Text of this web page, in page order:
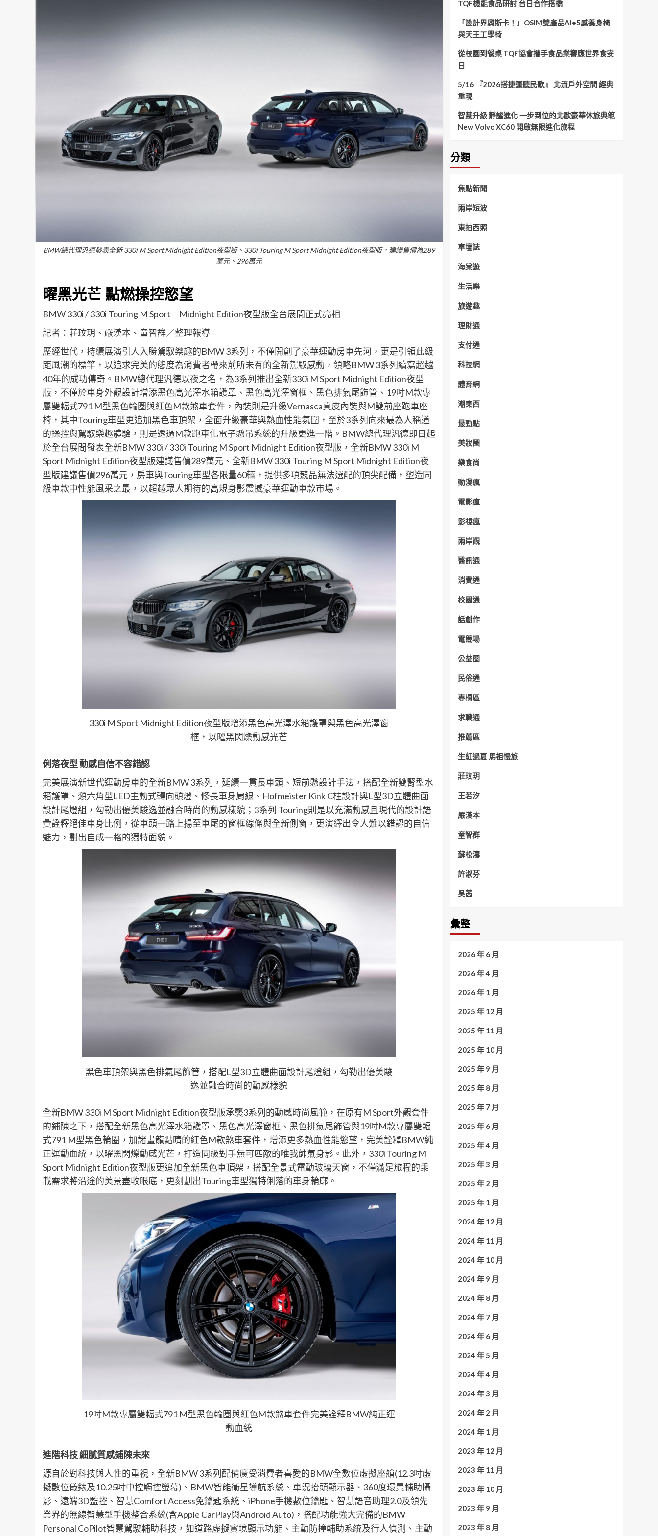
BMW總代理汎德發表全新 330i M Sport Midnight Edition夜型版、330i Touring M Sport Midnight Edition夜型版，建議售價為289
萬元、296萬元
曜黑光芒 點燃操控慾望
BMW 330i / 330i Touring M Sport Midnight Edition夜型版全台展間正式亮相
記者：莊玟玥、嚴漢本、童智群／整理報導
歷經世代，持續展演引人入勝駕馭樂趣的BMW 3系列，不僅開創了豪華運動房車先河，更是引領此級
距風潮的標竿，以追求完美的態度為消費者帶來前所未有的全新駕馭感動，領略BMW 3系列續寫超越
40年的成功傳奇。BMW總代理汎德以夜之名，為3系列推出全新330i M Sport Midnight Edition夜型
版，不僅於車身外觀設計增添黑色高光澤水箱護罩、黑色高光澤窗框、黑色排氣尾飾管、19吋M款專
屬雙輻式791 M型黑色輪圈與紅色M款煞車套件，內裝則是升級Vernasca真皮內裝與M雙前座跑車座
椅，其中Touring車型更追加黑色車頂架，全面升級豪華與熱血性能氛圍，至於3系列向來最為人稱道
的操控與駕馭樂趣體驗，則是透過M款跑車化電子懸吊系統的升級更進一階。BMW總代理汎德即日起
於全台展間發表全新BMW 330i / 330i Touring M Sport Midnight Edition夜型版，全新BMW 330i M
Sport Midnight Edition夜型版建議售價289萬元、全新BMW 330i Touring M Sport Midnight Edition夜
型版建議售價296萬元，房車與Touring車型各限量60輛，提供多項競品無法選配的頂尖配備，塑造同
級車款中性能風采之最，以超越眾人期待的高規身影震撼豪華運動車款市場。
330i M Sport Midnight Edition夜型版增添黑色高光澤水箱護罩與黑色高光澤窗
框，以曜黑閃爍動感光芒
俐落夜型動感自信不容錯認
完美展演新世代運動房車的全新BMW 3系列，延續一貫長車頭、短前懸設計手法，搭配全新雙腎型水
箱護罩、類六角型LED主動式轉向頭燈、修長車身肩線、Hofmeister Kink C柱設計與L型3D立體曲面
設計尾燈組，勾勒出優美駿逸並融合時尚的動感樣貌；3系列 Touring則是以充滿動感且現代的設計語
彙詮釋絕佳車身比例，從車頭一路上揚至車尾的窗框線條與全新側窗，更演繹出令人難以錯認的自信
魅力，劃出自成一格的獨特面貌。
黑色車頂架與黑色排氣尾飾管，搭配L型3D立體曲面設計尾燈組，勾勒出優美駿
逸並融合時尚的動感樣貌
全新BMW 330i M Sport Midnight Edition夜型版承襲3系列的動感時尚風範，在原有M Sport外觀套件
的鋪陳之下，搭配全新黑色高光澤水箱護罩、黑色高光澤窗框、黑色排氣尾飾管與19吋M款專屬雙輻
式791 M型黑色輪圈，加諸畫龍點睛的紅色M款煞車套件，增添更多熱血性能慾望，完美詮釋BMW純
正運動血統，以曜黑閃爍動感光芒，打造同級對手無可匹敵的唯我帥氣身影。此外，330i Touring M
Sport Midnight Edition夜型版更追加全新黑色車頂架，搭配全景式電動玻璃天窗，不僅滿足旅程的乘
載需求將沿途的美景盡收眼底，更刻劃出Touring車型獨特俐落的車身輪廓。
19吋M款專屬雙輻式791 M型黑色輪圈與紅色M款煞車套件完美詮釋BMW純正運
動血統
進階科技細膩質感鋪陳未來
源自於對科技與人性的重視，全新BMW 3系列配備廣受消費者喜愛的BMW全數位虛擬座艙(12.3吋虛
擬數位儀錶及10.25吋中控觸控螢幕)、BMW智能衛星導航系統、車況抬頭顯示器、360度環景輔助攝
影、遠端3D監控、智慧Comfort Access免鑰匙系統、iPhone手機數位鑰匙、智慧語音助理2.0及領先
業界的無線智慧型手機整合系統(含Apple CarPlay與Android Auto)，搭配功能強大完備的BMW
Personal CoPilot智慧駕駛輔助科技，如道路虛擬實境顯示功能、主動防撞輔助系統及行人偵測、主動
TQF機能食品研討 台日合作搭橋
「設計界奧斯卡！」OSIM雙產品AI•5感養身椅
與天王工學椅
從校園到餐桌 TQF協會攜手食品業響應世界食安
日
5/16 『2026搭捷運聽民歌』 北流戶外空間 經典
重現
智慧升級 靜謐進化 一步到位的北歐豪華休旅典範
New Volvo XC60 開啟無限進化旅程
分類
焦點新聞
兩岸短波
東拍西照
車壇誌
海棠遊
生活樂
旅遊趣
理財通
支付通
科技網
體育網
潮東西
最勁點
美妝圈
樂食尚
動漫瘋
電影瘋
影視瘋
兩岸觀
醫訊通
消費通
校園通
話創作
電競場
公益圈
民俗通
專欄區
求職通
推薦區
生紅過夏 馬祖慢旅
莊玟玥
王若汐
嚴漢本
童智群
蘇松濤
許淑芬
吳茜
彙整
2026 年 6 月
2026 年 4 月
2026 年 1 月
2025 年 12 月
2025 年 11 月
2025 年 10 月
2025 年 9 月
2025 年 8 月
2025 年 7 月
2025 年 6 月
2025 年 4 月
2025 年 3 月
2025 年 2 月
2025 年 1 月
2024 年 12 月
2024 年 11 月
2024 年 10 月
2024 年 9 月
2024 年 8 月
2024 年 7 月
2024 年 6 月
2024 年 5 月
2024 年 4 月
2024 年 3 月
2024 年 2 月
2024 年 1 月
2023 年 12 月
2023 年 11 月
2023 年 10 月
2023 年 9 月
2023 年 8 月